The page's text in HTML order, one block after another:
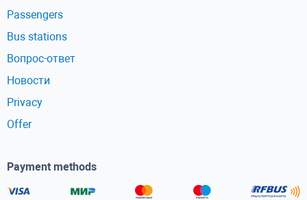
Passengers
Bus stations
Вопрос-ответ
Новости
Privacy
Offer
Payment methods